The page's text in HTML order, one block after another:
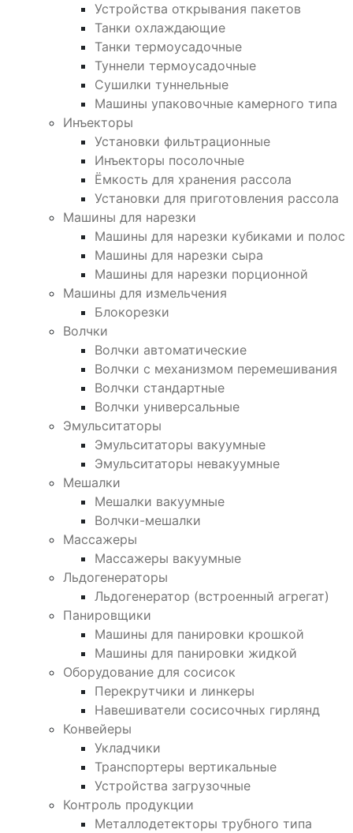
Устройства открывания пакетов
Танки охлаждающие
Танки термоусадочные
Туннели термоусадочные
Сушилки туннельные
Машины упаковочные камерного типа
Инъекторы
Установки фильтрационные
Инъекторы посолочные
Ёмкость для хранения рассола
Установки для приготовления рассола
Машины для нарезки
Машины для нарезки кубиками и полос
Машины для нарезки сыра
Машины для нарезки порционной
Машины для измельчения
Блокорезки
Волчки
Волчки автоматические
Волчки с механизмом перемешивания
Волчки стандартные
Волчки универсальные
Эмульситаторы
Эмульситаторы вакуумные
Эмульситаторы невакуумные
Мешалки
Мешалки вакуумные
Волчки-мешалки
Массажеры
Массажеры вакуумные
Льдогенераторы
Льдогенератор (встроенный агрегат)
Панировщики
Машины для панировки крошкой
Машины для панировки жидкой
Оборудование для сосисок
Перекрутчики и линкеры
Навешиватели сосисочных гирлянд
Конвейеры
Укладчики
Транспортеры вертикальные
Устройства загрузочные
Контроль продукции
Металлодетекторы трубного типа